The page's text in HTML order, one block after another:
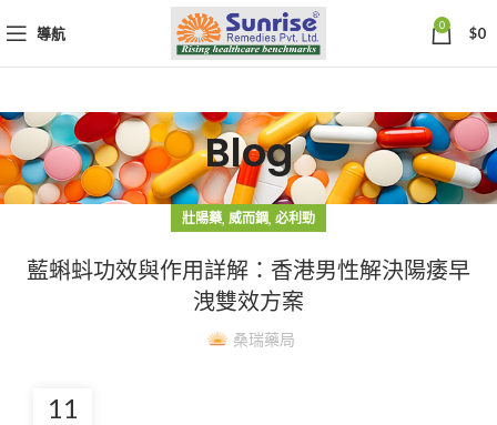
導航 0 $0
Blog
壯陽藥, 威而鋼, 必利勁
藍蝌蚪功效與作用詳解：香港男性解決陽痿早
洩雙效方案
桑瑞藥局
11